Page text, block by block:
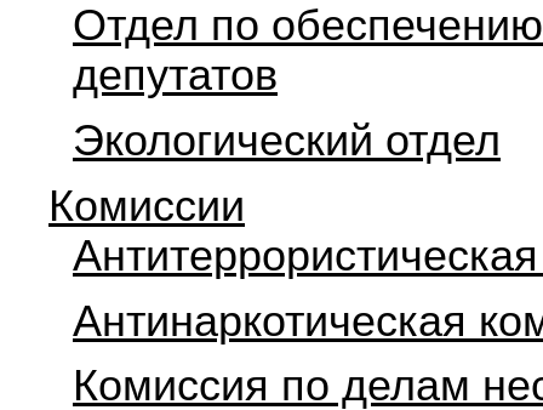
Отдел по
депутатов
Экологический отдел
Комиссии
Антинаркотическая
Комиссия по делам